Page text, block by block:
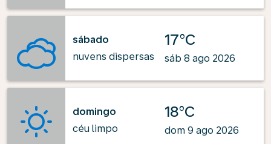
sábado
nuvens dispersas
17°C
sáb 8 ago 2026
domingo
céu limpo
18°C
dom 9 ago 2026